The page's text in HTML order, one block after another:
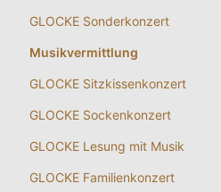
GLOCKE Sonderkonzert
Musikvermittlung
GLOCKE Sitzkissenkonzert
GLOCKE Sockenkonzert
GLOCKE Lesung mit Musik
GLOCKE Familienkonzert